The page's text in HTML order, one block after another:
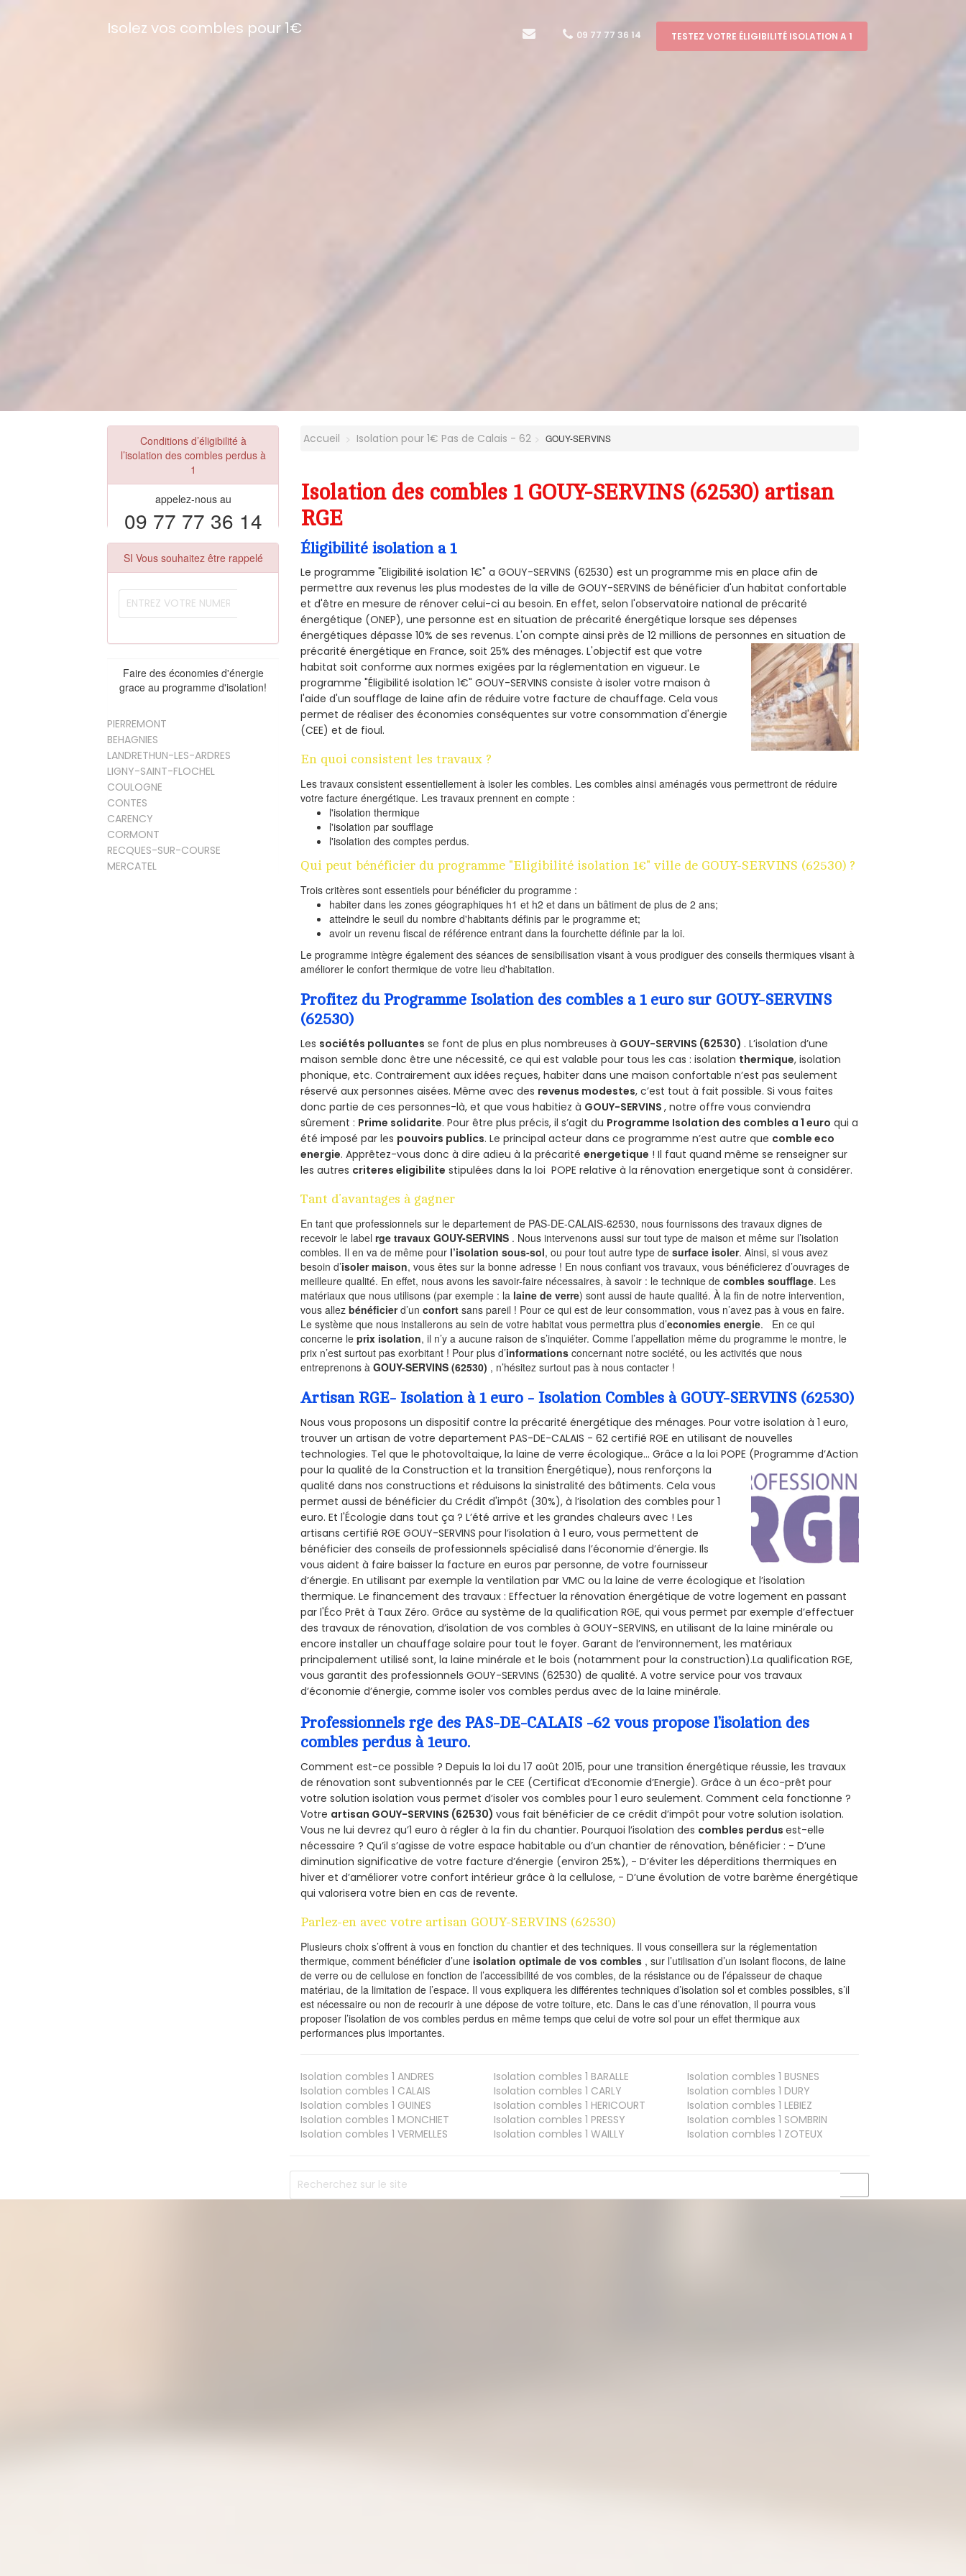
Isolez vos combles pour 1€ 09 77 77 36 14 TESTEZ VOTRE ÉLIGIBILITÉ ISOLATION A 1
Conditions d’éligibilité à
l’isolation des combles perdus à
1
appelez-nous au
09 77 77 36 14
SI Vous souhaitez être rappelé
Faire des économies d'énergie
grace au programme d'isolation!
PIERREMONT
BEHAGNIES
LANDRETHUN-LES-ARDRES
LIGNY-SAINT-FLOCHEL
COULOGNE
CONTES
CARENCY
CORMONT
RECQUES-SUR-COURSE
MERCATEL
Accueil Isolation pour 1€ Pas de Calais - 62 GOUY-SERVINS
Isolation des combles 1 GOUY-SERVINS (62530) artisan
RGE
Éligibilité isolation a 1
Le programme "Eligibilité isolation 1€" a GOUY-SERVINS (62530) est un programme mis en place afin de
permettre aux revenus les plus modestes de la ville de GOUY-SERVINS de bénéficier d'un habitat confortable
et d'être en mesure de rénover celui-ci au besoin. En effet, selon l'observatoire national de précarité
énergétique (ONEP), une personne est en situation de précarité énergétique lorsque ses dépenses
énergétiques dépasse 10% de ses revenus. L'on compte ainsi près de 12 millions de personnes en situation de
précarité énergétique en France, soit 25% des ménages.L'objectif est que votre
habitat soit conforme aux normes exigées par la réglementation en vigueur. Le
programme "Éligibilité isolation 1€" GOUY-SERVINS consiste à isoler votre maison à
l'aide d'un soufflage de laine afin de réduire votre facture de chauffage. Cela vous
permet de réaliser des économies conséquentes sur votre consommation d'énergie
(CEE) et de fioul.
En quoi consistent les travaux ?
Les travaux consistent essentiellement à isoler les combles. Les combles ainsi aménagés vous permettront de réduire
votre facture énergétique. Les travaux prennent en compte :
l'isolation thermique
l'isolation par soufflage
l'isolation des comptes perdus.
Qui peut bénéficier du programme "Eligibilité isolation 1€" ville de GOUY-SERVINS (62530) ?
Trois critères sont essentiels pour bénéficier du programme :
habiter dans les zones géographiques h1 et h2 et dans un bâtiment de plus de 2 ans;
atteindre le seuil du nombre d'habitants définis par le programme et;
avoir un revenu fiscal de référence entrant dans la fourchette définie par la loi.
Le programme intègre également des séances de sensibilisation visant à vous prodiguer des conseils thermiques visant à
améliorer le confort thermique de votre lieu d'habitation.
Profitez du Programme Isolation des combles a 1 euro sur GOUY-SERVINS
(62530)
Les sociétés polluantes se font de plus en plus nombreuses à GOUY-SERVINS (62530) . L’isolation d’une
maison semble donc être une nécessité, ce qui est valable pour tous les cas : isolation thermique, isolation
phonique, etc. Contrairement aux idées reçues, habiter dans une maison confortable n’est pas seulement
réservé aux personnes aisées. Même avec des revenus modestes, c’est tout à fait possible. Si vous faites
donc partie de ces personnes-là, et que vous habitiez à GOUY-SERVINS, notre offre vous conviendra
sûrement : Prime solidarite. Pour être plus précis, il s’agit du Programme Isolation des combles a 1 euro qui a
été imposé par les pouvoirs publics. Le principal acteur dans ce programme n’est autre que comble eco
energie. Apprêtez-vous donc à dire adieu à la précaritéenergetique ! Il faut quand même se renseigner sur
les autres criteres eligibilite stipulées dans la loi POPE relative à la rénovation energetique sont à considérer.
Tant d’avantages à gagner
En tant que professionnels sur le departement de PAS-DE-CALAIS-62530, nous fournissons des travaux dignes de
recevoir le labelrge travaux GOUY-SERVINS . Nous intervenons aussi sur tout type de maison et même sur l’isolation
combles. Il en va de même pour l’isolation sous-sol, ou pour tout autre type desurface isoler. Ainsi, si vous avez
besoin d’isoler maison, vous êtes sur la bonne adresse ! En nous confiant vos travaux, vous bénéficierez d’ouvrages de
meilleure qualité. En effet, nous avons les savoir-faire nécessaires, à savoir : le technique decombles soufflage. Les
matériaux que nous utilisons (par exemple : la laine de verre) sont aussi de haute qualité. À la fin de notre intervention,
vous allezbénéficierd’unconfort sans pareil ! Pour ce qui est de leur consommation, vous n’avez pas à vous en faire.
Le système que nous installerons au sein de votre habitat vous permettra plus d’economies energie. En ce qui
concerne leprix isolation, il n’y a aucune raison de s’inquiéter. Comme l’appellation même du programme le montre, le
prix n’est surtout pas exorbitant ! Pour plus d’informations concernant notre société, ou les activités que nous
entreprenons àGOUY-SERVINS (62530) , n’hésitez surtout pas à nous contacter !
Artisan RGE- Isolation à 1 euro - Isolation Combles à GOUY-SERVINS (62530)
Nous vous proposons un dispositif contre la précarité énergétique des ménages. Pour votre isolation à 1 euro,
trouver un artisan de votre departement PAS-DE-CALAIS - 62 certifié RGE en utilisant de nouvelles
technologies. Tel que le photovoltaïque, la laine de verre écologique... Grâce a la loi POPE (Programme d’Action
pour la qualité de la Construction et la transition Énergétique), nous renforçons la
qualité dans nos constructions et réduisons la sinistralité des bâtiments. Cela vous
permet aussi de bénéficier du Crédit d'impôt (30%), à l’isolation des combles pour 1
euro. Et l'Écologie dans tout ça ? L’été arrive et les grandes chaleurs avec ! Les
artisans certifié RGE GOUY-SERVINS pour l’isolation à 1 euro, vous permettent de
bénéficier des conseils de professionnels spécialisé dans l’économie d’énergie. Ils
vous aident à faire baisser la facture en euros par personne, de votre fournisseur
d’énergie. En utilisant par exemple la ventilation par VMC ou la laine de verre écologique et l’isolation
thermique. Le financement des travaux : Effectuer la rénovation énergétique de votre logement en passant
par l'Éco Prêt à Taux Zéro. Grâce au système de la qualification RGE, qui vous permet par exemple d’effectuer
des travaux de rénovation, d’isolation de vos combles à GOUY-SERVINS, en utilisant de la laine minérale ou
encore installer un chauffage solaire pour tout le foyer. Garant de l’environnement, les matériaux
principalement utilisé sont, la laine minérale et le bois (notamment pour la construction).La qualification RGE,
vous garantit des professionnels GOUY-SERVINS (62530) de qualité. A votre service pour vos travaux
d’économie d’énergie, comme isoler vos combles perdus avec de la laine minérale.
Professionnels rge des PAS-DE-CALAIS -62 vous propose l’isolation des
combles perdus à 1euro.
Comment est-ce possible ? Depuis la loi du 17 août 2015, pour une transition énergétique réussie, les travaux
de rénovation sont subventionnés par le CEE (Certificat d’Economie d’Energie). Grâce à un éco-prêt pour
votre solution isolation vous permet d’isoler vos combles pour 1 euro seulement. Comment cela fonctionne ?
Votre artisan GOUY-SERVINS (62530)vous fait bénéficier de ce crédit d’impôt pour votre solution isolation.
Vous ne lui devrez qu’1 euro à régler à la fin du chantier. Pourquoi l’isolation des combles perdusest-elle
nécessaire ? Qu’il s’agisse de votre espace habitable ou d’un chantier de rénovation, bénéficier : - D’une
diminution significative de votre facture d’énergie (environ 25%), - D’éviter les déperditions thermiques en
hiver et d’améliorer votre confort intérieur grâce à la cellulose, - D’une évolution de votre barème énergétique
qui valorisera votre bien en cas de revente.
Parlez-en avec votre artisan GOUY-SERVINS (62530)
Plusieurs choix s’offrent à vous en fonction du chantier et des techniques. Il vous conseillera sur la réglementation
thermique, comment bénéficier d’une isolation optimale de vos combles , sur l’utilisation d’un isolant flocons, de laine
de verre ou de cellulose en fonction de l’accessibilité de vos combles, de la résistance ou de l’épaisseur de chaque
matériau, de la limitation de l’espace. Il vous expliquera les différentes techniques d’isolation sol et combles possibles, s’il
est nécessaire ou non de recourir à une dépose de votre toiture, etc. Dans le cas d’une rénovation, il pourra vous
proposer l’isolation de vos combles perdus en même temps que celui de votre sol pour un effet thermique aux
performances plus importantes.
Isolation combles 1 ANDRES Isolation combles 1 BARALLE Isolation combles 1 BUSNES
Isolation combles 1 CALAIS Isolation combles 1 CARLY Isolation combles 1 DURY
Isolation combles 1 GUINES Isolation combles 1 HERICOURT Isolation combles 1 LEBIEZ
Isolation combles 1 MONCHIET Isolation combles 1 PRESSY Isolation combles 1 SOMBRIN
Isolation combles 1 VERMELLES Isolation combles 1 WAILLY Isolation combles 1 ZOTEUX